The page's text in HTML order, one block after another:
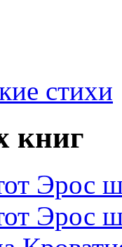
стихи
книг
Эрос
Эрос